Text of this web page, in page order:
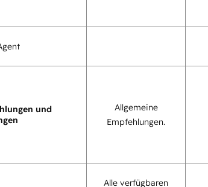
und
Allgemeine
Empfehlungen.
Alle verfügbaren